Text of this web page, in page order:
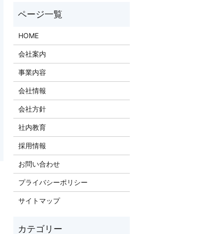
HOME
会社案内
事業内容
会社情報
会社方針
社内教育
採用情報
お問い合わせ
プライバシーポリシー
サイトマップ